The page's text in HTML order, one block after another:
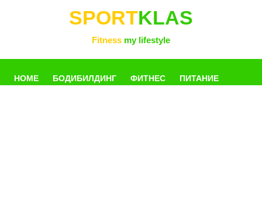
SPORTKLAS
Fitness my lifestyle
HOME БОДИБИЛДИНГ ФИТНЕС ПИТАНИЕ